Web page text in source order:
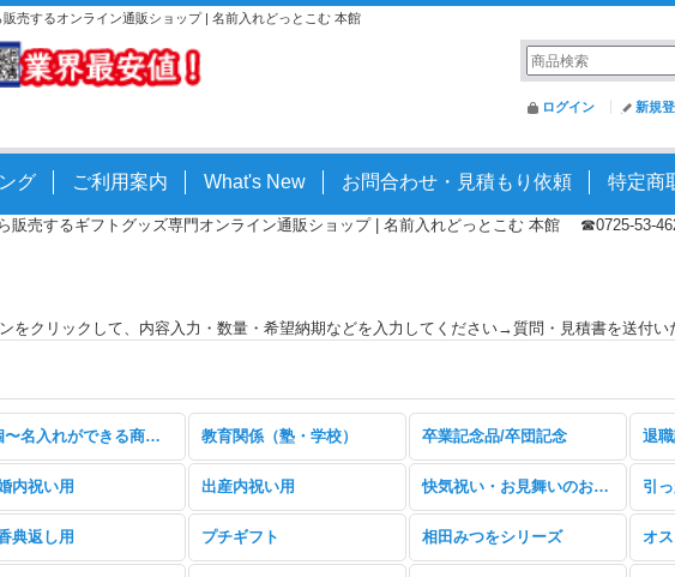
売するオンライン通販ショップ | 名前入れどっとこむ 本館
ログイン 新規
グ ご利用案内 What's New お問合わせ・見積もり依頼 特定商
販売するギフトグッズ専門オンライン通販ショップ | 名前入れどっとこむ 本館 ☎0725-53-
をクリックして、内容入力・数量・希望納期などを入力してください→質問・見積書を送付い
1個〜名入れができる商品特集 教育関係（塾・学校） 卒業記念品/卒団記念 退
内祝い用 出産内祝い用 快気祝い・お見舞いのお返し 引
典返し用 プチギフト 相田みつをシリーズ オ